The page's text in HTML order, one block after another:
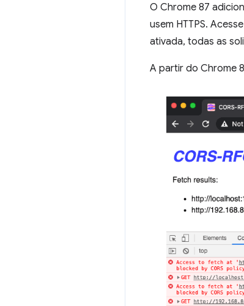
O Chrome 87
usem HTTPS. Acesse
ativada, todas as
A partir do Chrome